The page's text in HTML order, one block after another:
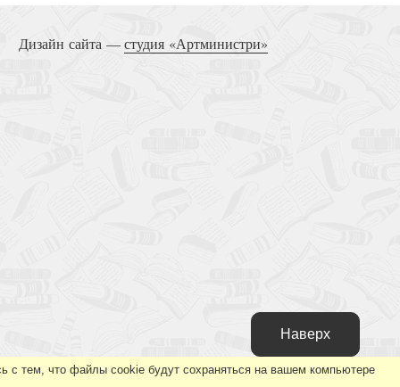
Дизайн сайта —студия «Артминистри»
с тем, что файлы cookie будут сохраняться на вашем компьютере
Наверх